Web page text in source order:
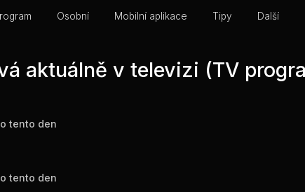
Osobní Mobilní aplikace Tipy Další
aktuálně v televizi (TV
tento den
tento den